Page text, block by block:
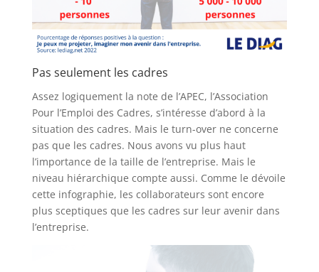
Pas seulement les cadres
Assez logiquement la note de l’APEC, l’Association
Pour l’Emploi des Cadres, s’intéresse d’abord à la
situation des cadres. Mais le turn-over ne concerne
pas que les cadres. Nous avons vu plus haut
l’importance de la taille de l’entreprise. Mais le
niveau hiérarchique compte aussi. Comme le dévoile
cette infographie, les collaborateurs sont encore
plus sceptiques que les cadres sur leur avenir dans
l’entreprise.